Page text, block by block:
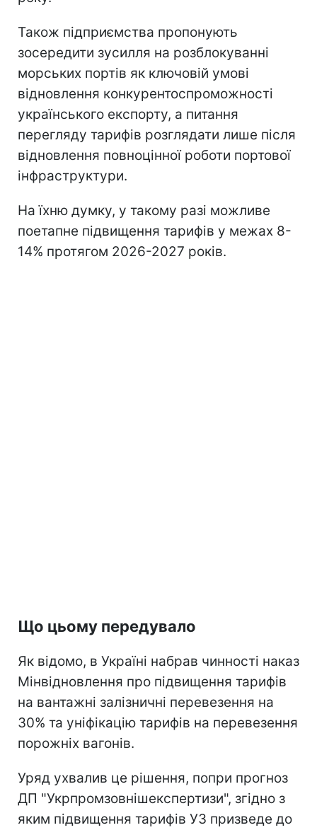
Також підприємства пропонують
зосередити зусилля на розблокуванні
морських портів як ключовій умові
відновлення конкурентоспроможності
українського експорту, а питання
перегляду тарифів розглядати лише після
відновлення повноцінної роботи портової
інфраструктури.
На їхню думку, у такому разі можливе
поетапне підвищення тарифів у межах 8-
14% протягом 2026-2027 років.
Що цьому передувало
Як відомо, в Україні набрав чинності наказ
Мінвідновлення про підвищення тарифів
на вантажні залізничні перевезення на
30% та уніфікацію тарифів на перевезення
порожніх вагонів.
Уряд ухвалив це рішення, попри прогноз
ДП "Укрпромзовнішекспертизи", згідно з
яким підвищення тарифів УЗ призведе до